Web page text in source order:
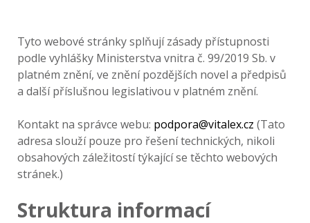
Tyto webové stránky splňují zásady přístupnosti
podle vyhlášky Ministerstva vnitra č. 99/2019 Sb. v
platném znění, ve znění pozdějších novel a předpisů
a další příslušnou legislativou v platném znění.
Kontakt na správce webu: podpora@vitalex.cz (Tato
adresa slouží pouze pro řešení technických, nikoli
obsahových záležitostí týkající se těchto webových
stránek.)
Struktura informací